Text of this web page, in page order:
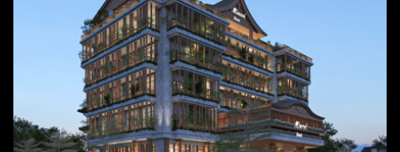
Tổng diện tích: 4800m2